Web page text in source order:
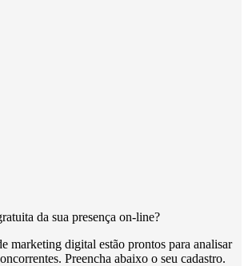
da sua presença on-line?
marketing digital estão prontos para analisar
Preencha abaixo o seu cadastro.